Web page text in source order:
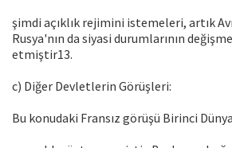
şimdi açıklık rejimini istemeleri, artık
Rusya'nın da siyasi durumlarının
etmiştir13.
c) Diğer Devletlerin Görüşleri:
Bu konudaki Fransız görüşü Birinci